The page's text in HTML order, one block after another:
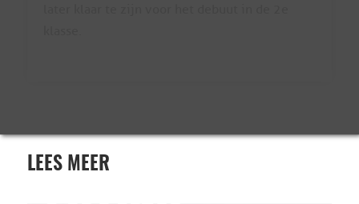
LEES MEER